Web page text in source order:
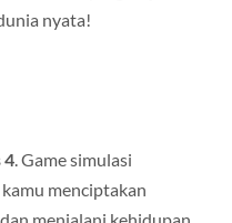
nyata!
4. Game simulasi
menciptakan
menjalani kehidupan